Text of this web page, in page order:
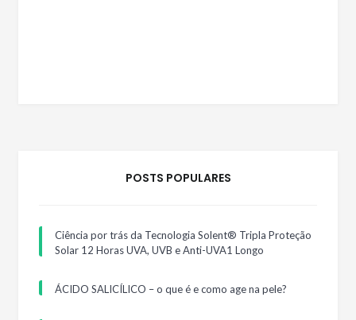
POSTS POPULARES
Ciência por trás da Tecnologia Solent® Tripla Proteção
Solar 12 Horas UVA, UVB e Anti-UVA1 Longo
ÁCIDO SALICÍLICO – o que é e como age na pele?